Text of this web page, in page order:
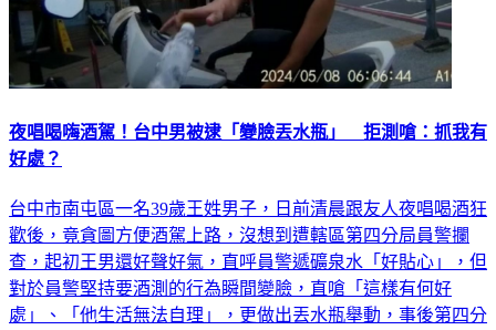
夜唱喝嗨酒駕！台中男被逮「變臉丟水瓶」 拒測嗆：抓我有
好處？
台中市南屯區一名39歲王姓男子，日前清晨跟友人夜唱喝酒狂
歡後，竟貪圖方便酒駕上路，沒想到遭轄區第四分局員警攔
查，起初王男還好聲好氣，直呼員警遞礦泉水「好貼心」，但
對於員警堅持要酒測的行為瞬間變臉，直嗆「這樣有何好
處」、「他生活無法自理」，更做出丟水瓶舉動，事後第四分